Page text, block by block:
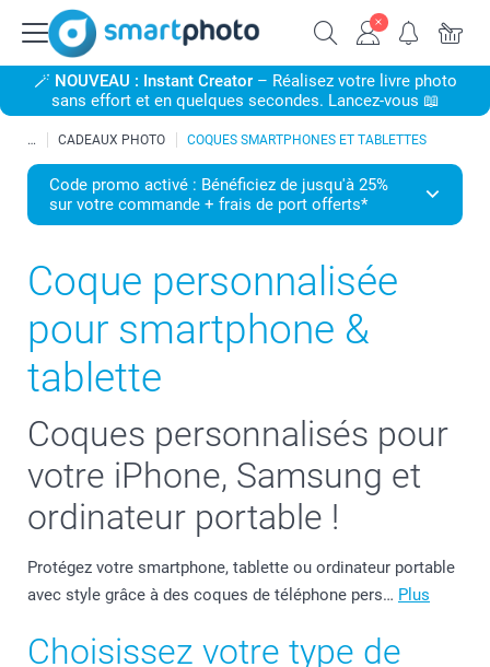
🪄 NOUVEAU : Instant Creator– Réalisez votre livre photo
sans effort et en quelques secondes. Lancez-vous 📖
CADEAUX PHOTO COQUES SMARTPHONES ET TABLETTES
Code promo activé : Bénéficiez de jusqu'à 25%
sur votre commande + frais de port offerts*
Coque personnalisée
pour smartphone &
tablette
Coques personnalisés pour
votre iPhone, Samsung et
ordinateur portable !
Protégez votre smartphone, tablette ou ordinateur portable
avec style grâce à des coques de téléphone pers… Plus
Choisissez votre type de